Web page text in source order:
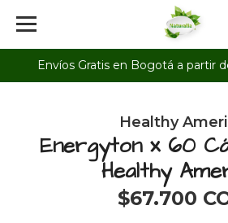
Envíos Gratis en Bogotá a partir
Healthy
Energyton x 60
Healthy
$67.700